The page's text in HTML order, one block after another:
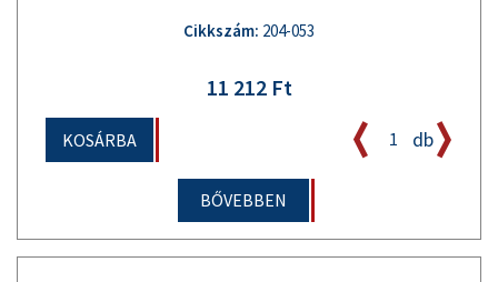
Cikkszám: 204-053
11 212 Ft
KOSÁRBA db
BŐVEBBEN